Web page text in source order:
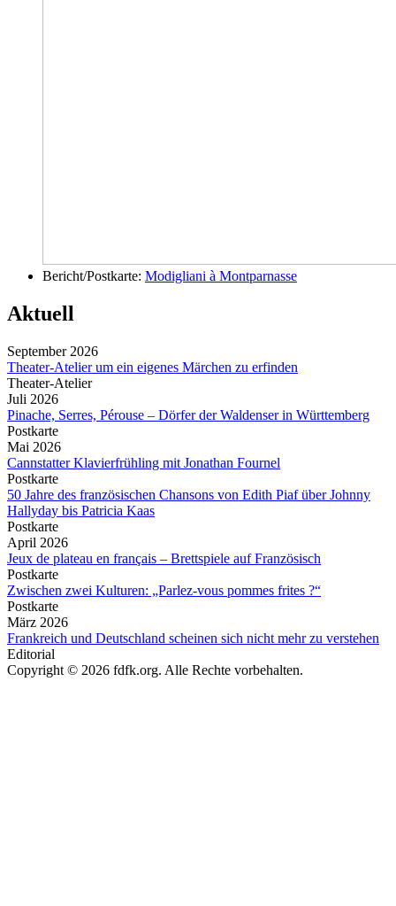
Bericht/Postkarte: Modigliani à Montparnasse
Aktuell
September 2026
Theater-Atelier um ein eigenes Märchen zu erfinden
Theater-Atelier
Juli 2026
Pinache, Serres, Pérouse – Dörfer der Waldenser in Württemberg
Postkarte
Mai 2026
Cannstatter Klavierfrühling mit Jonathan Fournel
Postkarte
50 Jahre des französischen Chansons von Edith Piaf über Johnny
Hallyday bis Patricia Kaas
Postkarte
April 2026
Jeux de plateau en français – Brettspiele auf Französisch
Postkarte
Zwischen zwei Kulturen: „Parlez-vous pommes frites ?“
Postkarte
März 2026
Frankreich und Deutschland scheinen sich nicht mehr zu verstehen
Editorial
Copyright © 2026 fdfk.org. Alle Rechte vorbehalten.